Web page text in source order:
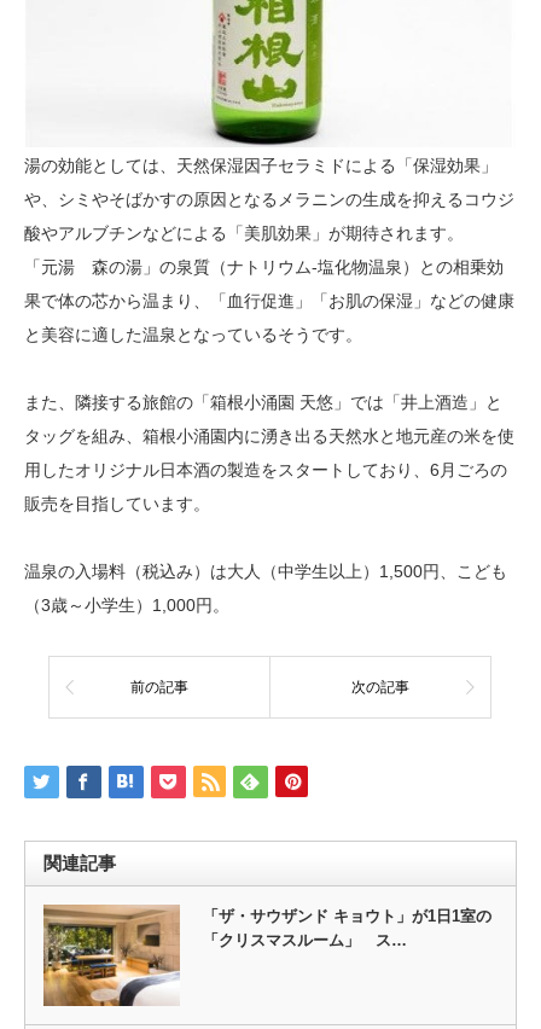
湯の効能としては、天然保湿因子セラミドによる「保湿効果」
や、シミやそばかすの原因となるメラニンの生成を抑えるコウジ
酸やアルブチンなどによる「美肌効果」が期待されます。
「元湯 森の湯」の泉質（ナトリウム-塩化物温泉）との相乗効
果で体の芯から温まり、「血行促進」「お肌の保湿」などの健康
と美容に適した温泉となっているそうです。
また、隣接する旅館の「箱根小涌園 天悠」では「井上酒造」と
タッグを組み、箱根小涌園内に湧き出る天然水と地元産の米を使
用したオリジナル日本酒の製造をスタートしており、6月ごろの
販売を目指しています。
温泉の入場料（税込み）は大人（中学生以上）1,500円、こども
（3歳～小学生）1,000円。
前の記事 次の記事
関連記事
「ザ・サウザンド キョウト」が1日1室の
「クリスマスルーム」 ス…